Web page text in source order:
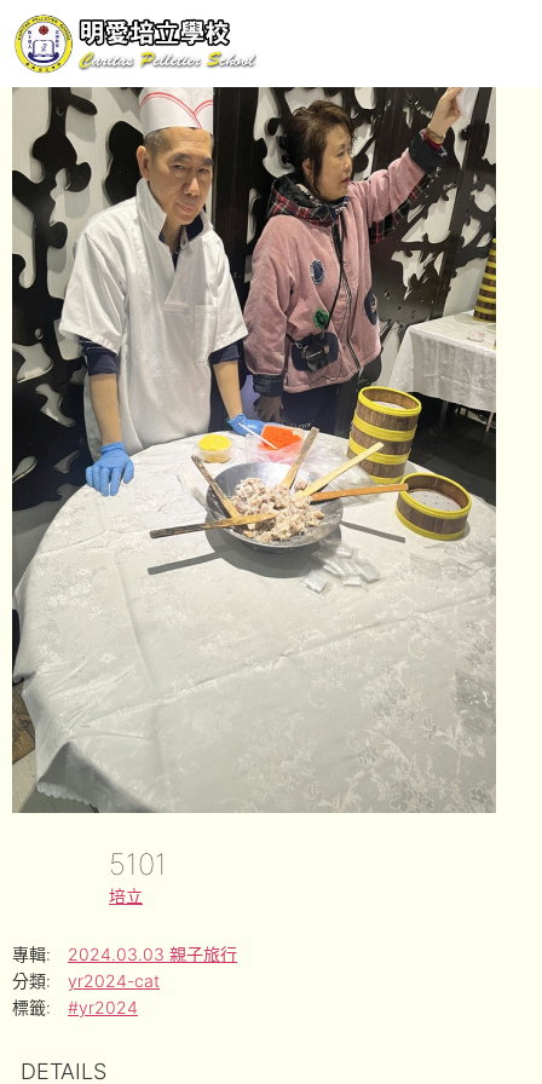
5101
培立
專輯:
2024.03.03 親子旅行
分類:
yr2024-cat
標籤:
#yr2024
DETAILS